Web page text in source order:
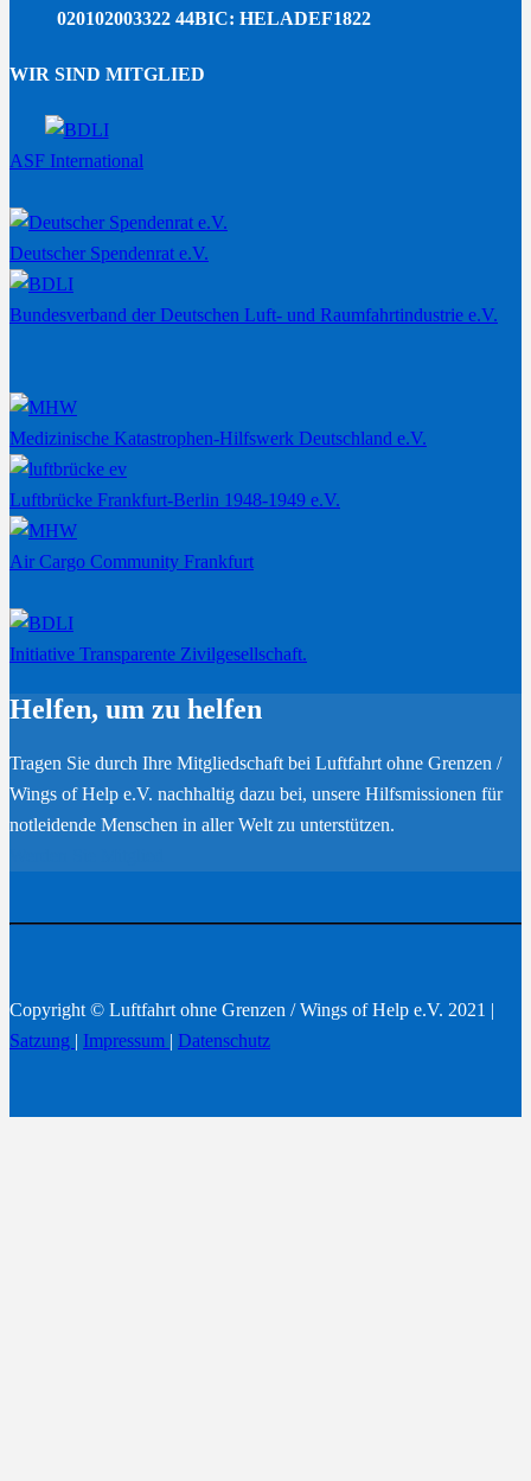
020102003322 44BIC: HELADEF1822
WIR SIND MITGLIED
ASF International
Deutscher Spendenrat e.V.
Bundesverband der Deutschen Luft- und Raumfahrtindustrie e.V.
Medizinische Katastrophen-Hilfswerk Deutschland e.V.
Luftbrücke Frankfurt-Berlin 1948-1949 e.V.
Air Cargo Community Frankfurt
Initiative Transparente Zivilgesellschaft.
Helfen, um zu helfen
Tragen Sie durch Ihre Mitgliedschaft bei Luftfahrt ohne Grenzen /
Wings of Help e.V. nachhaltig dazu bei, unsere Hilfsmissionen für
notleidende Menschen in aller Welt zu unterstützen.
Copyright © Luftfahrt ohne Grenzen / Wings of Help e.V. 2021 |
Satzung | Impressum | Datenschutz